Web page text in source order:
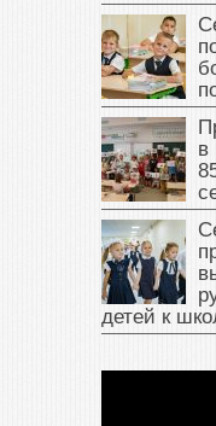
в
детей к